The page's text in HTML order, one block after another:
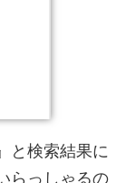
と検索結果に
らっしゃるの